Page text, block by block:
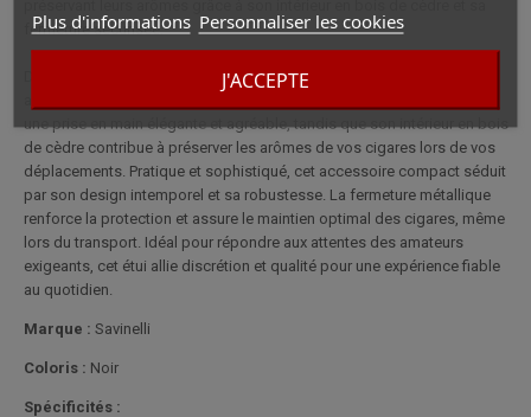
Plus d'informations Personnaliser les cookies
J'ACCEPTE
fermeture sécurisée.
Découvrez l'étui rigide en cuir noir Savinelli, spécialement conçu pour
une prise en main élégante et agréable, tandis que son intérieur en bois
de cèdre contribue à préserver les arômes de vos cigares lors de vos
déplacements. Pratique et sophistiqué, cet accessoire compact séduit
par son design intemporel et sa robustesse. La fermeture métallique
renforce la protection et assure le maintien optimal des cigares, même
lors du transport. Idéal pour répondre aux attentes des amateurs
exigeants, cet étui allie discrétion et qualité pour une expérience fiable
au quotidien.
Marque : Savinelli
Coloris : Noir
Spécificités :